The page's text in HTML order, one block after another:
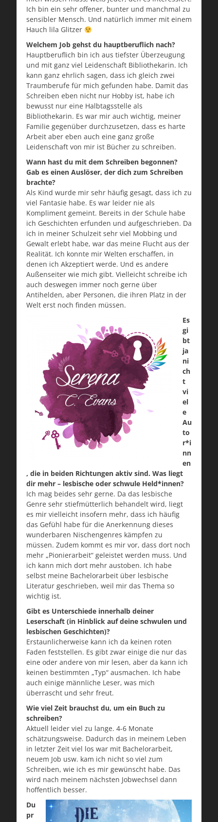
Ich bin ein sehr offener, bunter und manchmal zu
sensibler Mensch. Und natürlich immer mit einem
Hauch lila Glitzer
Welchem Job gehst du hauptberuflich nach?
Hauptberuflich bin ich aus tiefster Überzeugung
und mit ganz viel Leidenschaft Bibliothekarin. Ich
kann ganz ehrlich sagen, dass ich gleich zwei
Traumberufe für mich gefunden habe. Damit das
Schreiben eben nicht nur Hobby ist, habe ich
bewusst nur eine Halbtagsstelle als
Bibliothekarin. Es war mir auch wichtig, meiner
Familie gegenüber durchzusetzen, dass es harte
Arbeit aber eben auch eine ganz große
Leidenschaft von mir ist Bücher zu schreiben.
Wann hast du mit dem Schreiben begonnen?
Gab es einen Auslöser, der dich zum Schreiben
brachte?
Als Kind wurde mir sehr häufig gesagt, dass ich zu
viel Fantasie habe. Es war leider nie als
Kompliment gemeint. Bereits in der Schule habe
ich Geschichten erfunden und aufgeschrieben. Da
ich in meiner Schulzeit sehr viel Mobbing und
Gewalt erlebt habe, war das meine Flucht aus der
Realität. Ich konnte mir Welten erschaffen, in
denen ich Akzeptiert werde. Und es andere
Außenseiter wie mich gibt. Vielleicht schreibe ich
auch deswegen immer noch gerne über
Antihelden, aber Personen, die ihren Platz in der
Welt erst noch finden müssen.
Es
gi
bt
ja
ni
ch
t
vi
el
e
Au
to
r*i
nn
en
, die in beiden Richtungen aktiv sind. Was liegt
dir mehr – lesbische oder schwule Held*innen?
Ich mag beides sehr gerne. Da das lesbische
Genre sehr stiefmütterlich behandelt wird, liegt
es mir vielleicht insofern mehr, dass ich häufig
das Gefühl habe für die Anerkennung dieses
wunderbaren Nischengenres kämpfen zu
müssen. Zudem kommt es mir vor, dass dort noch
mehr „Pionierarbeit“ geleistet werden muss. Und
ich kann mich dort mehr austoben. Ich habe
selbst meine Bachelorarbeit über lesbische
Literatur geschrieben, weil mir das Thema so
wichtig ist.
Gibt es Unterschiede innerhalb deiner
Leserschaft (in Hinblick auf deine schwulen und
lesbischen Geschichten)?
Erstaunlicherweise kann ich da keinen roten
Faden feststellen. Es gibt zwar einige die nur das
eine oder andere von mir lesen, aber da kann ich
keinen bestimmten „Typ“ ausmachen. Ich habe
auch einige männliche Leser, was mich
überrascht und sehr freut.
Wie viel Zeit brauchst du, um ein Buch zu
schreiben?
Aktuell leider viel zu lange. 4-6 Monate
schätzungsweise. Dadurch das in meinem Leben
in letzter Zeit viel los war mit Bachelorarbeit,
neuem Job usw. kam ich nicht so viel zum
Schreiben, wie ich es mir gewünscht habe. Das
wird nach meinem nächsten Jobwechsel dann
hoffentlich besser.
Du
pr